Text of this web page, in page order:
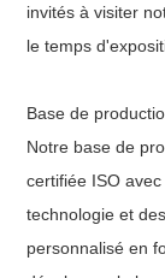
invités à visiter
le temps
Base de
Notre base de
certifiée ISO
technologie et
personnalisé en